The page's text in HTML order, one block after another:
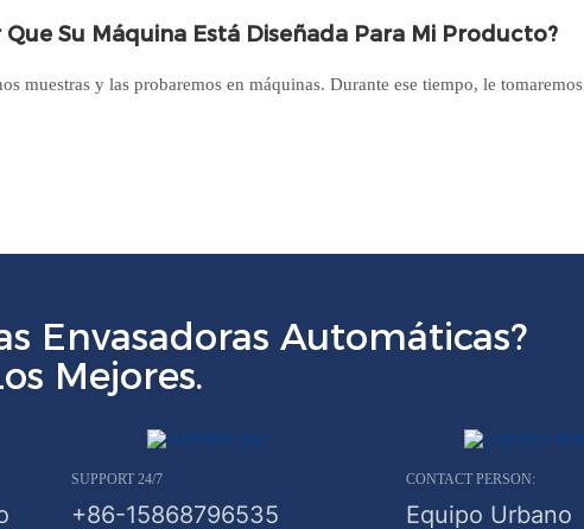
Que Su Máquina Está Diseñada Para Mi Producto?
muestras y las probaremos en máquinas. Durante ese tiempo, le
Envasadoras Automáticas?
Mejores.
SUPPORT 24/7
+86-15868796535
CONTACT PERSON:
Equipo Urbano